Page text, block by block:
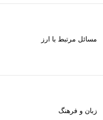
مسائل مرتبط با ارز
زبان و فرهنگ